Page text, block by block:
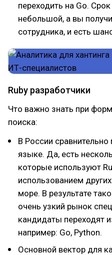
переходить на Go.
небольшой, а вы
сотрудника, и есть
Ruby разработчики
Что важно знать при
поиска:
В России
языке. Да, есть
которые используют
использованием
море. В результате
очень узкий рынок
кандидаты переходят
например: Go, Python.
Основной вектор для